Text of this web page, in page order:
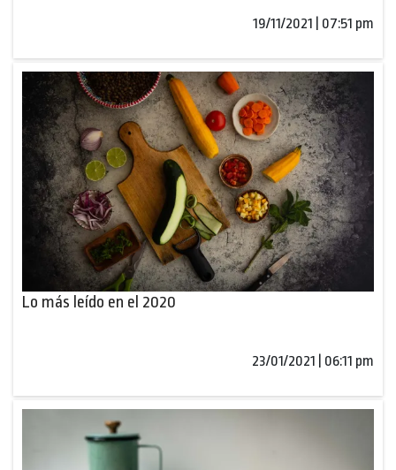
19/11/2021 | 07:51 pm
Lo más leído en el 2020
23/01/2021 | 06:11 pm